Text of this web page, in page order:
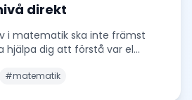
direkt
i matematik ska inte främst
Det ska hjälpa dig att förstå var el...
#matematik